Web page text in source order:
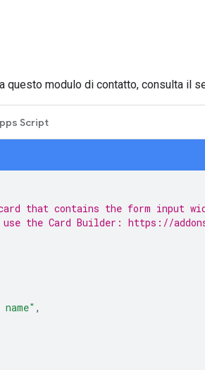
questo modulo di contatto, consulta il
Script
that contains the form input
use the Card Builder: https://
,